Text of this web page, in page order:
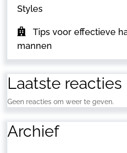
Styles
Tips voor effectieve
mannen
Laatste reacties
Geen reacties om weer te geven.
Archief